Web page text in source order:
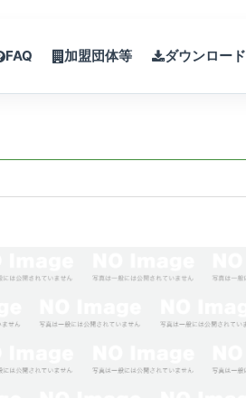
FAQ 加盟団体等 ダウンロード